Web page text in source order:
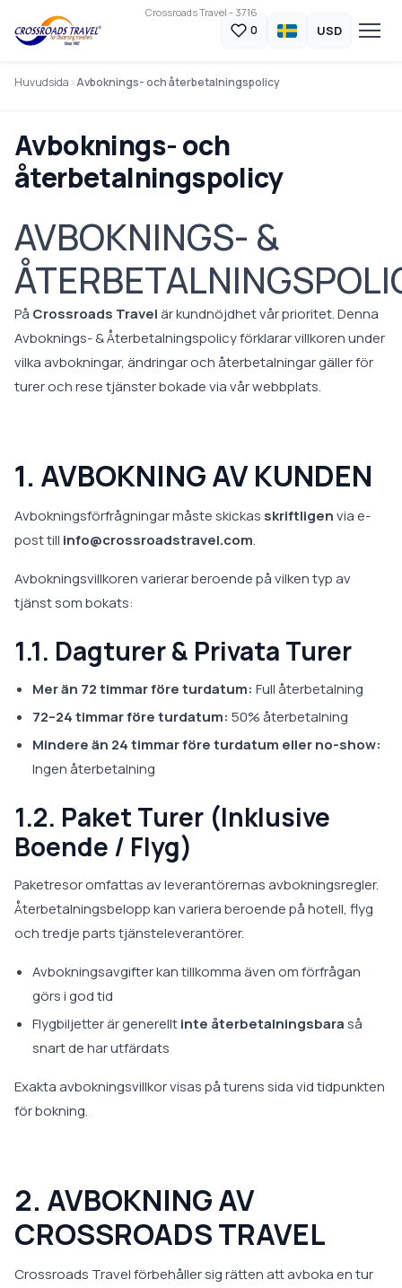
Crossroads Travel - 3716
0 USD
Huvudsida Avboknings- och återbetalningspolicy
Avboknings- och
återbetalningspolicy
AVBOKNINGS- &
På Crossroads Travelär kundnöjdhet vår prioritet. Denna
Avboknings- & Återbetalningspolicy förklarar villkoren under
vilka avbokningar, ändringar och återbetalningar gäller för
turer och rese tjänster bokade via vår webbplats.
1. AVBOKNING AV KUNDEN
Avbokningsförfrågningar måste skickas skriftligenvia e-
post till info@crossroadstravel.com.
Avbokningsvillkoren varierar beroende på vilken typ av
tjänst som bokats:
1.1. Dagturer & Privata Turer
Mer än 72 timmar före turdatum: Full återbetalning
72–24 timmar före turdatum: 50% återbetalning
Mindere än 24 timmar före turdatum eller no-show:
Ingen återbetalning
1.2. Paket Turer (Inklusive
Boende / Flyg)
Paketresor omfattas av leverantörernas avbokningsregler.
Återbetalningsbelopp kan variera beroende på hotell, flyg
och tredje parts tjänsteleverantörer.
Avbokningsavgifter kan tillkomma även om förfrågan
görs i god tid
Flygbiljetter är generelltinte återbetalningsbaraså
snart de har utfärdats
Exakta avbokningsvillkor visas på turens sida vid tidpunkten
för bokning.
2. AVBOKNING AV
CROSSROADS TRAVEL
Crossroads Travel förbehåller sig rätten att avboka en tur